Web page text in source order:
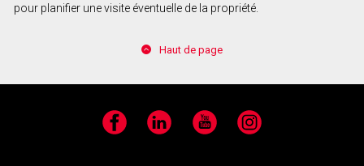
pour planifier une visite éventuelle de la propriété.
Haut de page
Facebook LinkedIn YouTube Instagram